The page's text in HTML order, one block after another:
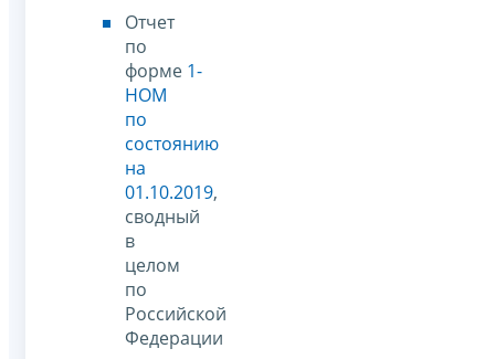
Отчет
по
форме 1-
НОМ
по
состоянию
на
01.10.2019,
сводный
в
целом
по
Российской
Федерации